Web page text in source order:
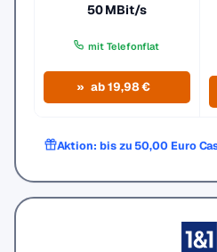
50 MBit/s
mit Telefonflat
ab 19,98 €
Aktion: bis zu 50,00 Euro